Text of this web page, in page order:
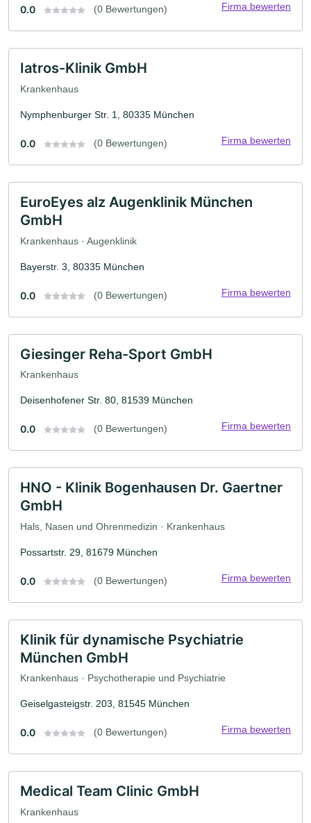
0.0 (0 Bewertungen) Firma bewerten
Iatros-Klinik GmbH
Krankenhaus
Nymphenburger Str. 1, 80335 München
0.0 (0 Bewertungen) Firma bewerten
EuroEyes alz Augenklinik München
GmbH
Krankenhaus · Augenklinik
Bayerstr. 3, 80335 München
0.0 (0 Bewertungen) Firma bewerten
Giesinger Reha-Sport GmbH
Krankenhaus
Deisenhofener Str. 80, 81539 München
0.0 (0 Bewertungen) Firma bewerten
HNO - Klinik Bogenhausen Dr. Gaertner
GmbH
Hals, Nasen und Ohrenmedizin · Krankenhaus
Possartstr. 29, 81679 München
0.0 (0 Bewertungen) Firma bewerten
Klinik für dynamische Psychiatrie
München GmbH
Krankenhaus · Psychotherapie und Psychiatrie
Geiselgasteigstr. 203, 81545 München
0.0 (0 Bewertungen) Firma bewerten
Medical Team Clinic GmbH
Krankenhaus